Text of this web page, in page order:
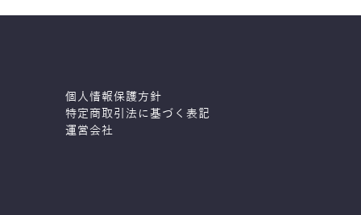
個人情報保護方針
特定商取引法に基づく表記
運営会社